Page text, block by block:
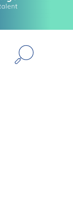
Zoeken